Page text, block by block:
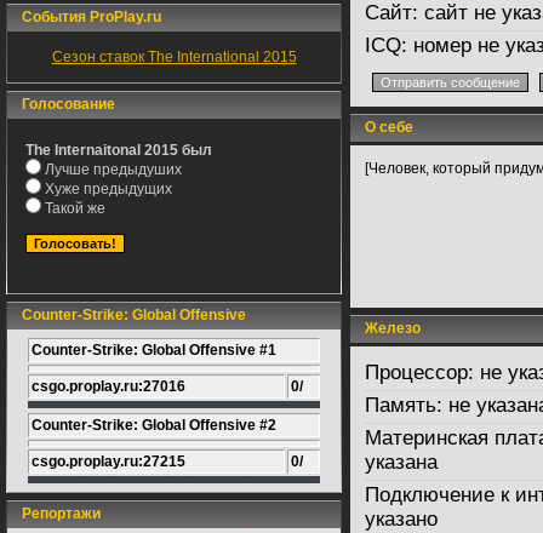
События ProPlay.ru
Сезон ставок The International 2015
Голосование
The Internaitonal 2015 был
Лучше предыдуших
Хуже предыдущих
Такой же
Counter-Strike: Global Offensive
Counter-Strike: Global Offensive #1
csgo.proplay.ru:27016 0/
Counter-Strike: Global Offensive #2
csgo.proplay.ru:27215 0/
Репортажи
Сайт: сайт не
ICQ: номер не
О себе
[Человек, который
Железо
Процессор: не
Память: не
Материнская
указана
Подключение к
указано